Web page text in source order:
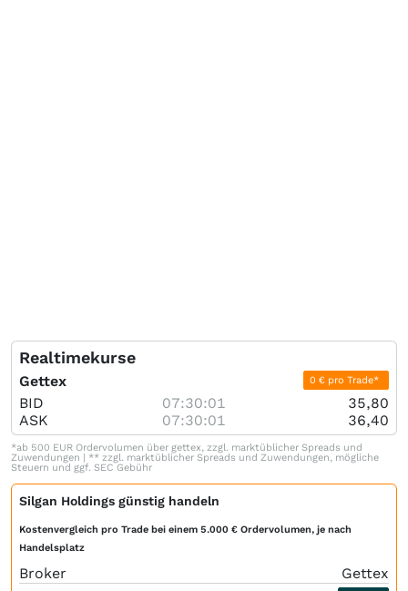
Realtimekurse
Gettex 0 € pro Trade*
BID 07:30:01
35,80
ASK
07:30:01 36,40
*ab 500 EUR Ordervolumen über gettex, zzgl. marktüblicher Spreads und
Zuwendungen | ** zzgl. marktüblicher Spreads und Zuwendungen, mögliche
Steuern und ggf. SEC Gebühr
Silgan Holdings günstig handeln
Kostenvergleich pro Trade bei einem 5.000 € Ordervolumen, je nach
Handelsplatz
Broker Gettex